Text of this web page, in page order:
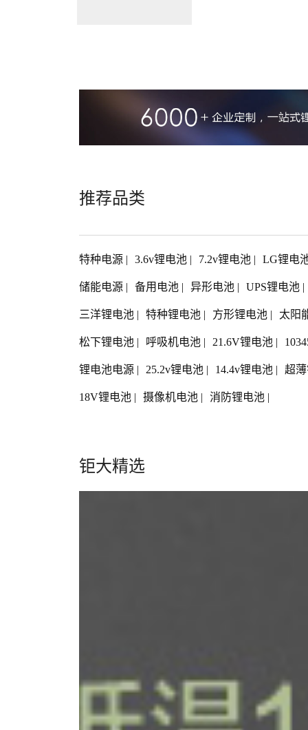
推荐品类
特种电源 | 3.6v锂电池 | 7.2v锂电池 | LG锂电
储能电源 | 备用电池 | 异形电池 | UPS锂电池 |
三洋锂电池 | 特种锂电池 | 方形锂电池 | 太阳
松下锂电池 | 呼吸机电池 | 21.6V锂电池 |
锂电池电源 | 25.2v锂电池 | 14.4v锂电池 | 超
18V锂电池 | 摄像机电池 | 消防锂电池 |
钜大精选